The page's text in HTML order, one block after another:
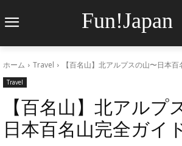
Fun!Japan
ホーム Travel 【百名山】北アルプスの山〜日本
Travel
【百名山】北アルプ
日本百名山完全ガイ